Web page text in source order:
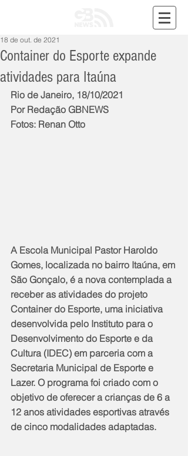
Container do Esporte expande
atividades para Itaúna
18 de out. de 2021
Rio de Janeiro, 18/10/2021
Por Redação GBNEWS
Fotos: Renan Otto
A Escola Municipal Pastor Haroldo
Gomes, localizada no bairro Itaúna, em
São Gonçalo, é a nova contemplada a
receber as atividades do projeto
Container do Esporte, uma iniciativa
desenvolvida pelo Instituto para o
Desenvolvimento do Esporte e da
Cultura (IDEC) em parceria com a
Secretaria Municipal de Esporte e
Lazer. O programa foi criado com o
objetivo de oferecer a crianças de 6 a
12 anos atividades esportivas através
de cinco modalidades adaptadas.